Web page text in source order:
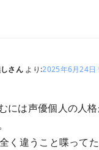
さん より:2025年6月24日
には声優個人の人
く違うこと喋って